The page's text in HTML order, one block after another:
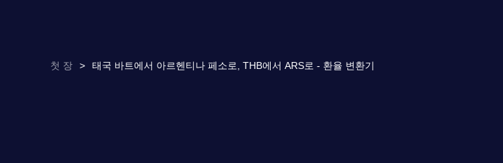
첫 장 > 태국 바트에서 아르헨티나 페소로, THB에서 ARS로 - 환율 변환기